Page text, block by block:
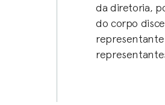
da diretoria,
do corpo
representante